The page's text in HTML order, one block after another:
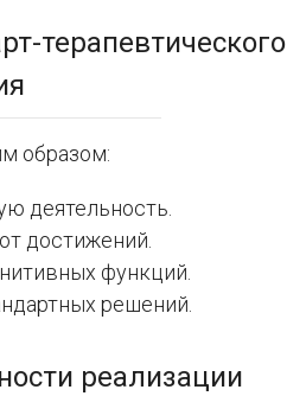
терапевтического
образом:
деятельность.
достижений.
функций.
решений.
реализации